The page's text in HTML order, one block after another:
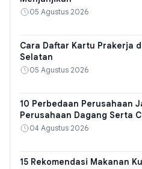
05 Agustus 2026
Cara Daftar Kartu Prakerja
Selatan
05 Agustus 2026
10 Perbedaan Perusahaan
Perusahaan Dagang Serta
04 Agustus 2026
15 Rekomendasi Makanan